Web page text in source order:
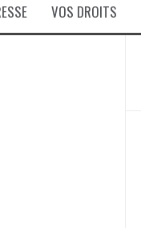
VOS DROITS